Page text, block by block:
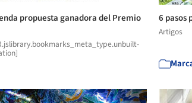
propuesta ganadora del Premio
6 pasos
Artigos